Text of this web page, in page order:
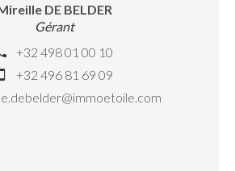
DE BELDER
Gérant
+32 498 01 00 10
+32 496 81 69 09